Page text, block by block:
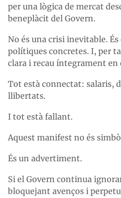
per una lògica de mercat
beneplàcit del Govern.
No és una crisi inevitable.
polítiques concretes. I, per
clara i recau íntegrament en
Tot està connectat: salaris,
llibertats.
I tot està fallant.
Aquest manifest no és
És un advertiment.
Si el Govern continua
bloquejant avenços i